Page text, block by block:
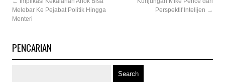
Melebar Ke Pejabat Politik Hingga
Menteri
Perspektif Intelijen →
PENCARIAN